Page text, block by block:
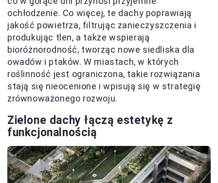
ochłodzenie. Co więcej, te dachy poprawiają
jakość powietrza, filtrując zanieczyszczenia i
produkując tlen, a także wspierają
bioróżnorodność, tworząc nowe siedliska dla
owadów i ptaków. W miastach, w których
roślinność jest ograniczona, takie rozwiązania
stają się nieocenione i wpisują się w strategię
zrównoważonego rozwoju.
Zielone dachy łączą estetykę z
funkcjonalnością